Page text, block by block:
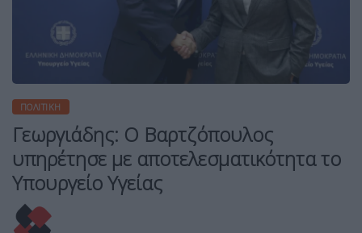
ΠΟΛΙΤΙΚΉ
Γεωργιάδης: Ο Βαρτζόπουλος
υπηρέτησε με αποτελεσματικότητα το
Υπουργείο Υγείας